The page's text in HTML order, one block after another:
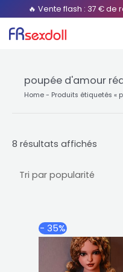
contenu
🔥 Vente flash : 37 €
poupée d'amour
Home - Produits étiquetés «
8 résultats affichés
Trié
- 35%